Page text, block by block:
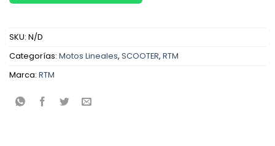
SKU: N/D
Categorías: Motos Lineales, SCOOTER, RTM
Marca: RTM